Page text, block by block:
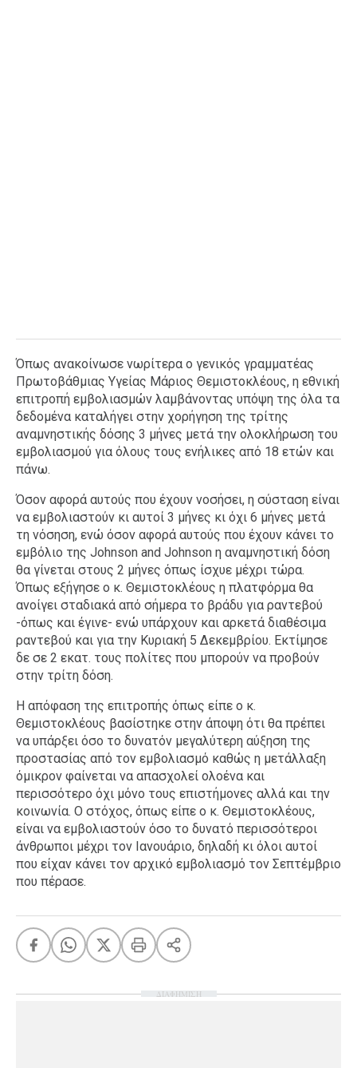
Όπως ανακοίνωσε νωρίτερα ο γενικός γραμματέας
Πρωτοβάθμιας Υγείας Μάριος Θεμιστοκλέους, η εθνική
επιτροπή εμβολιασμών λαμβάνοντας υπόψη της όλα τα
δεδομένα καταλήγει στην χορήγηση της τρίτης
αναμνηστικής δόσης 3 μήνες μετά την ολοκλήρωση του
εμβολιασμού για όλους τους ενήλικες από 18 ετών και
πάνω.
Όσον αφορά αυτούς που έχουν νοσήσει, η σύσταση είναι
να εμβολιαστούν κι αυτοί 3 μήνες κι όχι 6 μήνες μετά
τη νόσηση, ενώ όσον αφορά αυτούς που έχουν κάνει το
εμβόλιο της Johnson and Johnson η αναμνηστική δόση
θα γίνεται στους 2 μήνες όπως ίσχυε μέχρι τώρα.
Όπως εξήγησε ο κ. Θεμιστοκλέους η πλατφόρμα θα
ανοίγει σταδιακά από σήμερα το βράδυ για ραντεβού
-όπως και έγινε- ενώ υπάρχουν και αρκετά διαθέσιμα
ραντεβού και για την Κυριακή 5 Δεκεμβρίου. Εκτίμησε
δε σε 2 εκατ. τους πολίτες που μπορούν να προβούν
στην τρίτη δόση.
Η απόφαση της επιτροπής όπως είπε ο κ.
Θεμιστοκλέους βασίστηκε στην άποψη ότι θα πρέπει
να υπάρξει όσο το δυνατόν μεγαλύτερη αύξηση της
προστασίας από τον εμβολιασμό καθώς η μετάλλαξη
όμικρον φαίνεται να απασχολεί ολοένα και
περισσότερο όχι μόνο τους επιστήμονες αλλά και την
κοινωνία. Ο στόχος, όπως είπε ο κ. Θεμιστοκλέους,
είναι να εμβολιαστούν όσο το δυνατό περισσότεροι
άνθρωποι μέχρι τον Ιανουάριο, δηλαδή κι όλοι αυτοί
που είχαν κάνει τον αρχικό εμβολιασμό τον Σεπτέμβριο
που πέρασε.
ΔΙΑΦΗΜΙΣΗ